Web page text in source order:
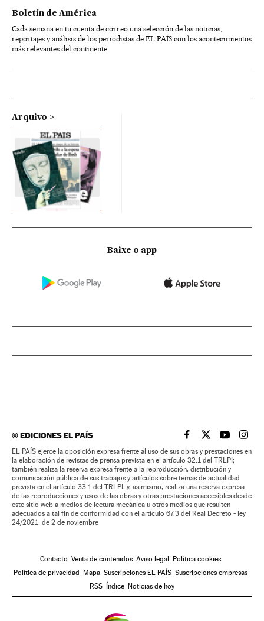
Boletín de América
Cada semana en tu cuenta de correo una selección de las noticias,
reportajes y análisis de los periodistas de EL PAÍS con los acontecimientos
más relevantes del continente.
Arquivo
Baixe o app
©EDICIONES EL PAÍS EL PAÍS BRASIL EN
EL PAÍSEL PAÍS
EL
EL PAÍS ejerce la oposición expresa frente al uso de sus obras y prestaciones en
la elaboración de revistas de prensa prevista en el artículo 32.1 del TRLPI;
también realiza la reserva expresa frente a la reproducción, distribución y
comunicación pública de sus trabajos y artículos sobre temas de actualidad
prevista en el artículo 33.1 del TRLPI; y, asimismo, realiza una reserva expresa
de las reproducciones y usos de las obras y otras prestaciones accesibles desde
este sitio web a medios de lectura mecánica u otros medios que resulten
adecuados a tal fin de conformidad con el artículo 67.3 del Real Decreto - ley
24/2021, de 2 de noviembre
Contacto Venta de contenidos Aviso legal
Política cookies
Política de privacidad
Mapa Suscripciones EL PAÍS Suscripciones empresas
RSS
Índice Noticias de hoy